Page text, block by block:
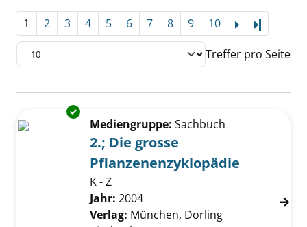
1 2 3 4 5 6 7 8 9 10
Treffer pro Seite
Suchergebnis
Zu den Suchfiltern springen
Exemplar-Details von 2.; Die grosse
Mediengruppe: Sachbuch
2.; Die grosse
Pflanzenenzyklopädie
K - Z
Suche nach diesem Verfasser
Jahr: 2004
Verlag: München, Dorling